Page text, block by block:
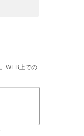
WEB上での